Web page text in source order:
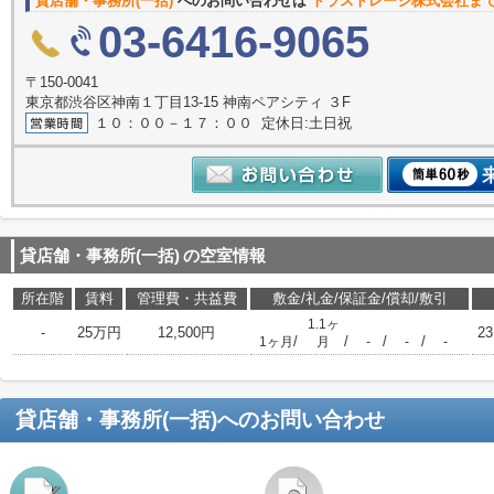
03-6416-9065
〒150-0041
東京都渋谷区神南１丁目13-15 神南ペアシティ ３F
１０：００－１７：００ 定休日:土日祝
貸店舗・事務所(一括)の空室情報
所在階 賃料 管理費・共益費 敷金/礼金/保証金/償却/敷引
- 25万円 12,500円
1ヶ月 /
1.1ヶ
月
/ - / - / -
貸店舗・事務所(一括)へのお問い合わせ